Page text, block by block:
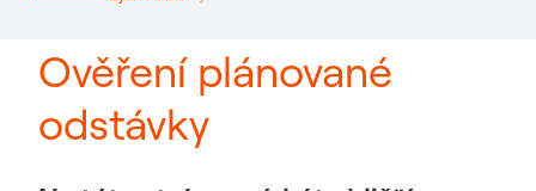
Ověření plánované
odstávky